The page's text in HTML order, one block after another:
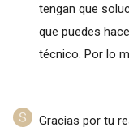
tengan que
que puedes
técnico. Por lo
Gracias por tu